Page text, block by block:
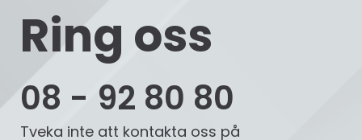
Ring oss
08 - 92 80 80
Tveka inte att kontakta oss på